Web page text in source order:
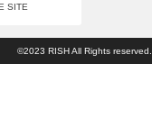
SITE
©2023 RISH All Rights reserved.